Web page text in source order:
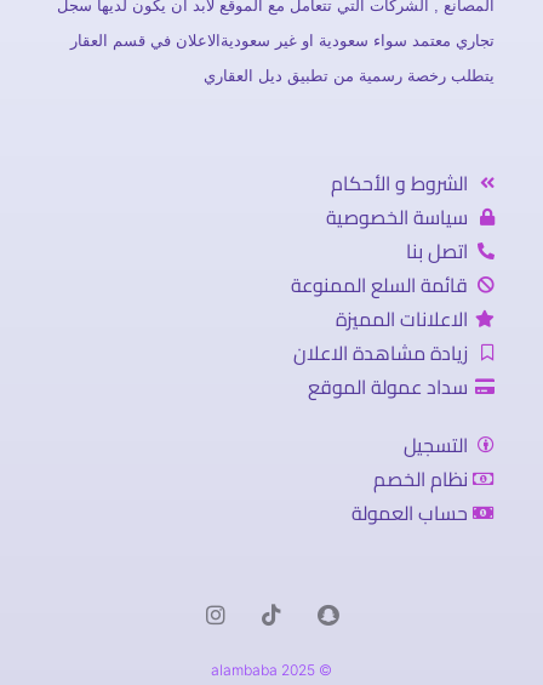
المصانع , الشركات التي تتعامل مع الموقع لابد ان يكون لديها سجل
تجاري معتمد سواء سعودية او غير سعوديةالاعلان في قسم العقار
يتطلب رخصة رسمية من تطبيق ديل العقاري
الشروط و الأحكام
سياسة الخصوصية
اتصل بنا
قائمة السلع الممنوعة
الاعلانات المميزة
زيادة مشاهدة الاعلان
سداد عمولة الموقع
التسجيل
نظام الخصم
حساب العمولة
© 2025 alambaba